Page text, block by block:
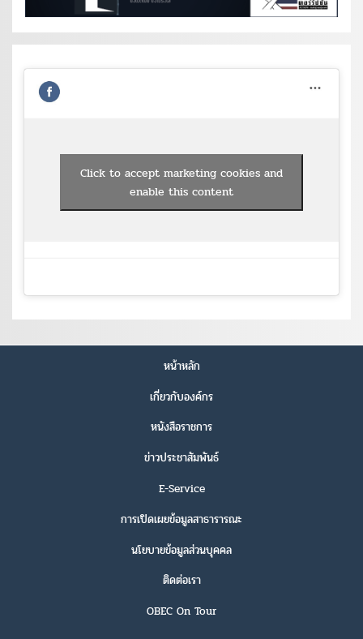
Click to accept marketing cookies and
enable this content
หน้าหลัก
เกี่ยวกับองค์กร
หนังสือราชการ
ข่าวประชาสัมพันธ์
E-Service
การเปิดเผยข้อมูลสาธารารณะ
นโยบายข้อมูลส่วนบุคคล
ติดต่อเรา
OBEC On Tour